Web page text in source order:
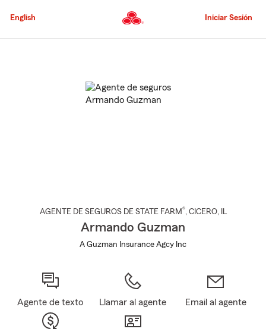
al
principal
English Iniciar Sesión
AGENTE DE SEGUROS DE STATE FARM®, CICERO, IL
Armando Guzman
A Guzman Insurance Agcy Inc
Agente de texto Llamar al agente Email al agente